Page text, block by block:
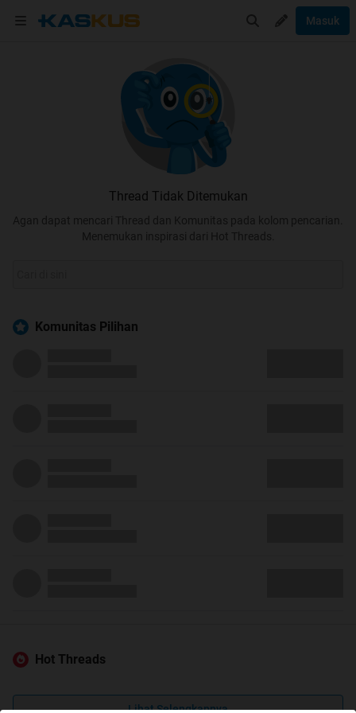
Masuk
Thread Tidak Ditemukan
Agan dapat mencari Thread dan Komunitas pada kolom pencarian.
Menemukan inspirasi dari Hot Threads.
Komunitas Pilihan
Hot Threads
Lihat Selengkapnya